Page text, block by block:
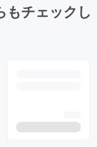
もチェックし